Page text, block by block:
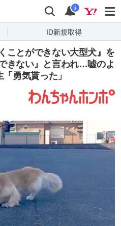
検索 通知
i
ID新規取得
ことができない大型犬』を
きない』と言われ…嘘のよ
勇気貰った」